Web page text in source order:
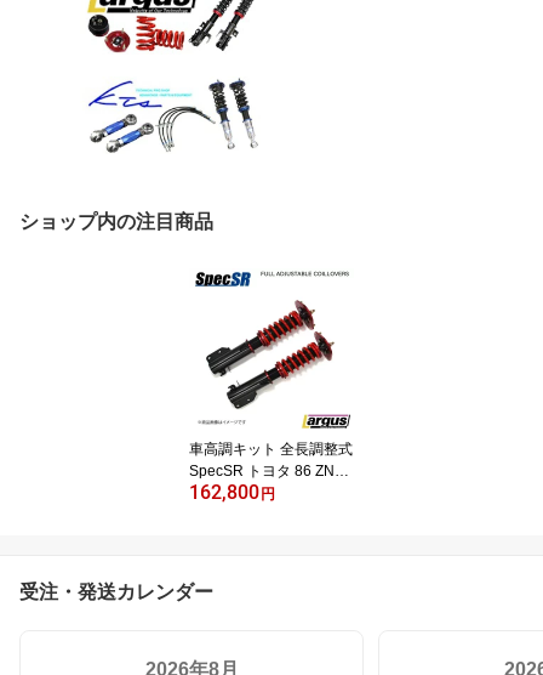
ショップ内の注目商品
車高調キット 全長調整式
SpecSR トヨタ 86 ZN6
2WD フロント調整式ピ
162,800円
受注・発送カレンダー
2026年8月